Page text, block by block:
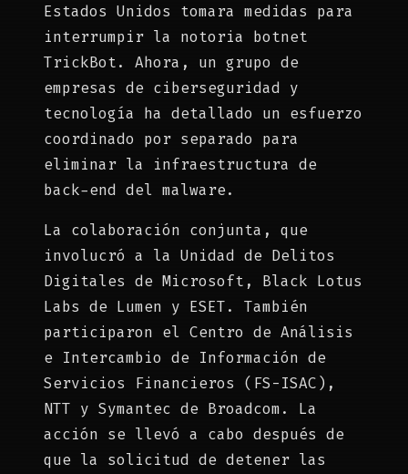
Estados Unidos tomara medidas para
interrumpir la notoria botnet
TrickBot. Ahora, un grupo de
empresas de ciberseguridad y
tecnología ha detallado un esfuerzo
coordinado por separado para
eliminar la infraestructura de
back-end del malware.
La colaboración conjunta, que
involucró a la Unidad de Delitos
Digitales de Microsoft, Black Lotus
Labs de Lumen y ESET. También
participaron el Centro de Análisis
e Intercambio de Información de
Servicios Financieros (FS-ISAC),
NTT y Symantec de Broadcom. La
acción se llevó a cabo después de
que la solicitud de detener las